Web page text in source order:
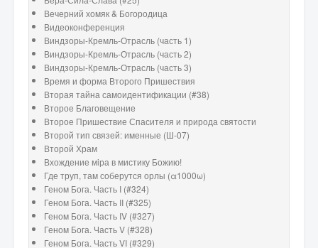
Вечерний хомяк & Богородица
Видеоконференция
Виндзоры-Кремль-Отрасль (часть 1)
Виндзоры-Кремль-Отрасль (часть 2)
Виндзоры-Кремль-Отрасль (часть 3)
Время и форма Второго Пришествия
Вторая тайна самоидентификации (#38)
Второе Благовещение
Второе Пришествие Спасителя и природа святости
Второй тип связей: именные (Ш-07)
Второй Храм
Вхождение мiра в мистику Божию!
Где труп, там соберутся орлы (α1000ω)
Геном Бога. Часть I (#324)
Геном Бога. Часть II (#325)
Геном Бога. Часть IV (#327)
Геном Бога. Часть V (#328)
Геном Бога. Часть VI (#329)